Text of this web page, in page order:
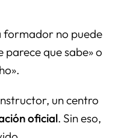
formador no puede
que sabe» o
un centro
oficial. Sin eso,